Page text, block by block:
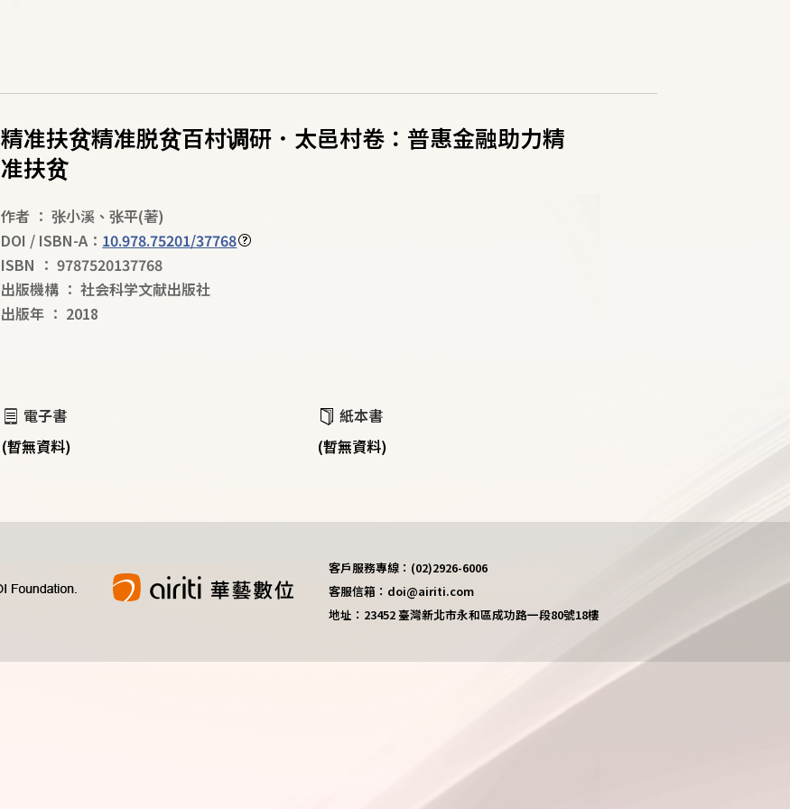
精准扶贫精准脱贫百村调研．太邑村卷：普惠金融助力精
准扶贫
作者 ： 张小溪 、张平(著)
DOI / ISBN-A： 10.978.75201/37768
ISBN ： 9787520137768
出版機構 ： 社会科学文献出版社
出版年 ： 2018
電子書
(暫無資料)
紙本書
(暫無資料)
客戶服務專線：(02)2926-6006
客服信箱：doi@airiti.com
地址：23452 臺灣新北市永和區成功路一段80號18樓